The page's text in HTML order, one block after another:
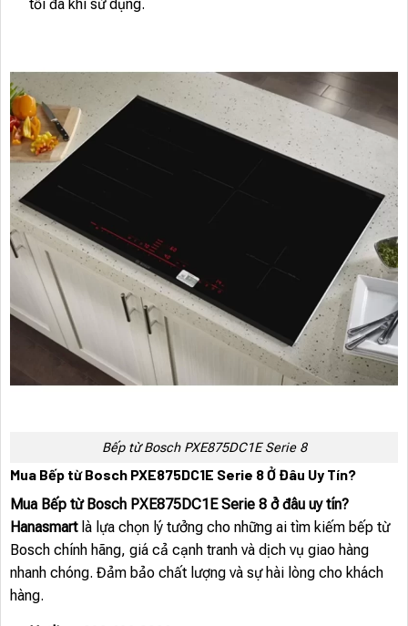
tối đa khi sử dụng.
Bếp từ Bosch PXE875DC1E Serie 8
Mua Bếp từ Bosch PXE875DC1E Serie 8 Ở Đâu Uy Tín?
Mua Bếp từ Bosch PXE875DC1E Serie 8 ở đâu uy tín?
Hanasmartlà lựa chọn lý tưởng cho những ai tìm kiếm bếp từ
Bosch chính hãng, giá cả cạnh tranh và dịch vụ giao hàng
nhanh chóng. Đảm bảo chất lượng và sự hài lòng cho khách
hàng.